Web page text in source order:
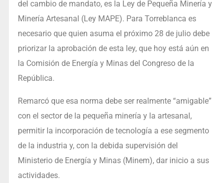
del cambio de mandato, es la Ley de Pequeña Minería y
Minería Artesanal (Ley MAPE). Para Torreblanca es
necesario que quien asuma el próximo 28 de julio debe
priorizar la aprobación de esta ley, que hoy está aún en
la Comisión de Energía y Minas del Congreso de la
República.
Remarcó que esa norma debe ser realmente “amigable”
con el sector de la pequeña minería y la artesanal,
permitir la incorporación de tecnología a ese segmento
de la industria y, con la debida supervisión del
Ministerio de Energía y Minas (Minem), dar inicio a sus
actividades.